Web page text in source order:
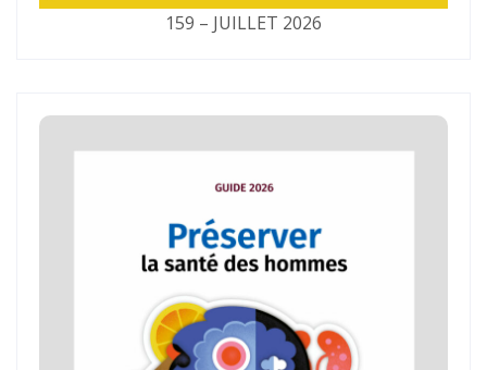
159 – JUILLET 2026